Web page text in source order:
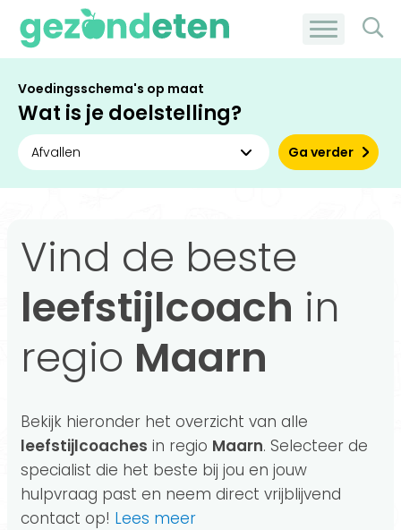
Voedingsschema's op maat
Wat is je doelstelling?
Ga verder
Vind de beste
leefstijlcoach in
regio Maarn
Bekijk hieronder het overzicht van alle
leefstijlcoaches in regio Maarn. Selecteer de
specialist die het beste bij jou en jouw
hulpvraag past en neem direct vrijblijvend
contact op! Lees meer